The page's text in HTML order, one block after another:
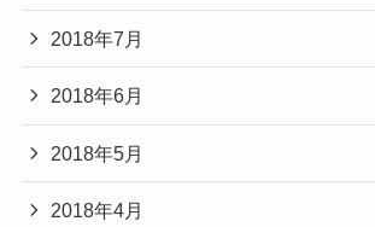
2018年7月
2018年6月
2018年5月
2018年4月